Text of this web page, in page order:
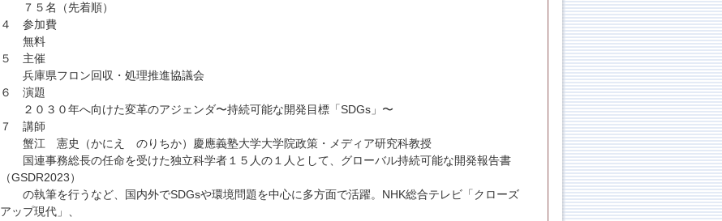
７５名（先着順）
４ 参加費
無料
５ 主催
兵庫県フロン回収・処理推進協議会
６ 演題
２０３０年へ向けた変革のアジェンダ〜持続可能な開発目標「SDGs」〜
７ 講師
蟹江 憲史（かにえ のりちか）慶應義塾大学大学院政策・メディア研究科教授
国連事務総長の任命を受けた独立科学者１５人の１人として、グローバル持続可能な開発報告書
（GSDR2023）
の執筆を行うなど、国内外でSDGsや環境問題を中心に多方面で活躍。NHK総合テレビ「クローズ
アップ現代」、